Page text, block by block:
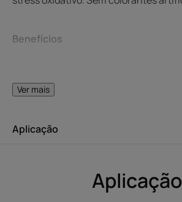
Benefícios
comprimentos graças à vitamina E que
por dia, durante 3 meses.
Tome uma cápsula de manhã
Ver mais
Aplicação
Aplicação